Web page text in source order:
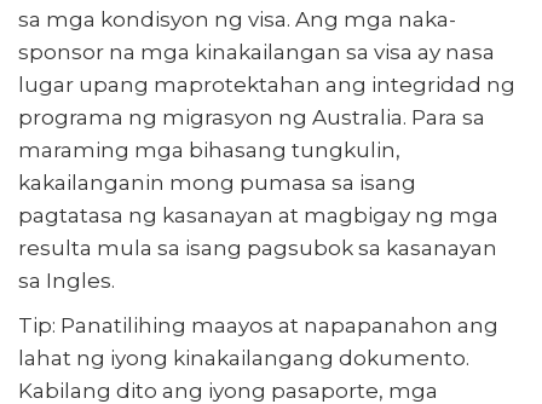
sa mga kondisyon ng visa. Ang mga naka-
sponsor na mga kinakailangan sa visa ay nasa
lugar upang maprotektahan ang integridad ng
programa ng migrasyon ng Australia. Para sa
maraming mga bihasang tungkulin,
kakailanganin mong pumasa sa isang
pagtatasa ng kasanayan at magbigay ng mga
resulta mula sa isang pagsubok sa kasanayan
sa Ingles.
Tip: Panatilihing maayos at napapanahon ang
lahat ng iyong kinakailangang dokumento.
Kabilang dito ang iyong pasaporte, mga